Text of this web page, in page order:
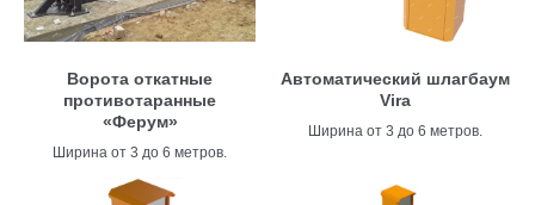
Ворота откатные
противотаранные
«Ферум»
Ширина от 3 до 6 метров.
Автоматический шлагбаум
Vira
Ширина от 3 до 6 метров.